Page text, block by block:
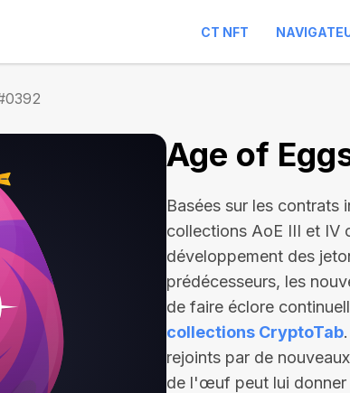
CT NFT
Age of
Basées sur les contrats
collections AoE III et IV
développement des
prédécesseurs, les
de faire éclore
collections CryptoTab
rejoints par de
de l'œuf peut lui donner